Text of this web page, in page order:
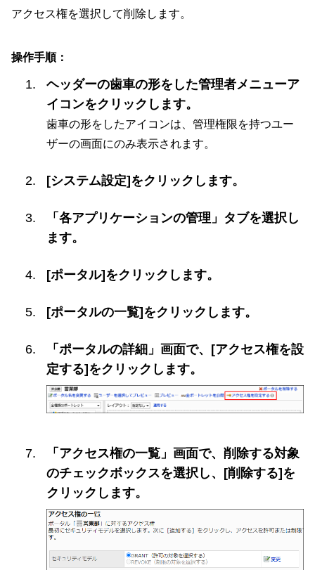
アクセス権を選択して削除します。
操作手順：
ヘッダーの歯車の形をした管理者メニューア
イコンをクリックします。
歯車の形をしたアイコンは、管理権限を持つユー
ザーの画面にのみ表示されます。
[システム設定]をクリックします。
「各アプリケーションの管理」タブを選択し
ます。
[ポータル]をクリックします。
[ポータルの一覧]をクリックします。
「ポータルの詳細」画面で、[アクセス権を設
定する]をクリックします。
「アクセス権の一覧」画面で、削除する対象
のチェックボックスを選択し、[削除する]を
クリックします。